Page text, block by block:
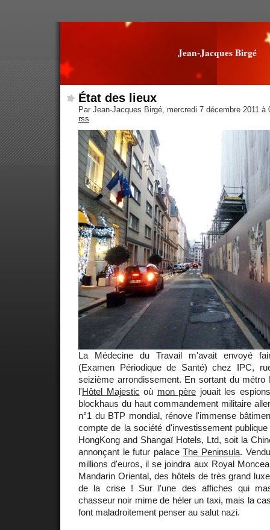
Jean-Jacques Birgé
État des lieux
Par Jean-Jacques Birgé, mercredi 7 décembre 2011 à
rss
La Médecine du Travail m'avait envoyé
(Examen Périodique de Santé) chez IPC,
seizième arrondissement. En sortant du métro
l'Hôtel Majestic où mon père jouait les
blockhaus du haut commandement militaire
n°1 du BTP mondial, rénove l'immense
compte de la société d'investissement
HongKong and Shangaï Hotels, Ltd, soit la
annonçant le futur palaceThe Peninsula.
millions d'euros, il se joindra aux Royal
Mandarin Oriental, des hôtels de très grand
de la crise ! Sur l'une des affiches qui
chasseur noir mime de héler un taxi, mais la
font maladroitement penser au salut nazi.